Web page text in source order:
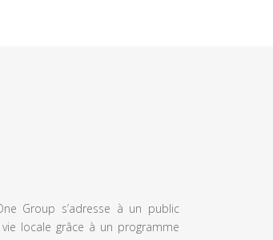
Group s’adresse à un public
locale grâce à un programme